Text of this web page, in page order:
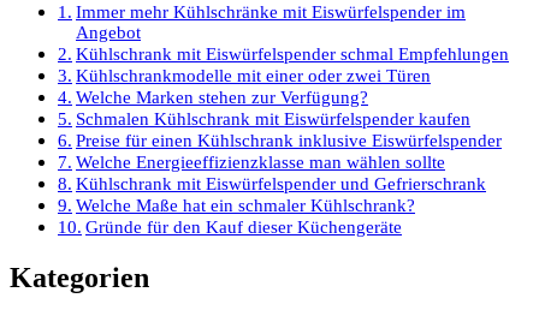
Immer mehr Kühlschränke mit Eiswürfelspender im
Angebot
Kühlschrank mit Eiswürfelspender schmal Empfehlungen
Kühlschrankmodelle mit einer oder zwei Türen
Welche Marken stehen zur Verfügung?
Schmalen Kühlschrank mit Eiswürfelspender kaufen
Preise für einen Kühlschrank inklusive Eiswürfelspender
Welche Energieeffizienzklasse man wählen sollte
Kühlschrank mit Eiswürfelspender und Gefrierschrank
Welche Maße hat ein schmaler Kühlschrank?
Gründe für den Kauf dieser Küchengeräte
Kategorien